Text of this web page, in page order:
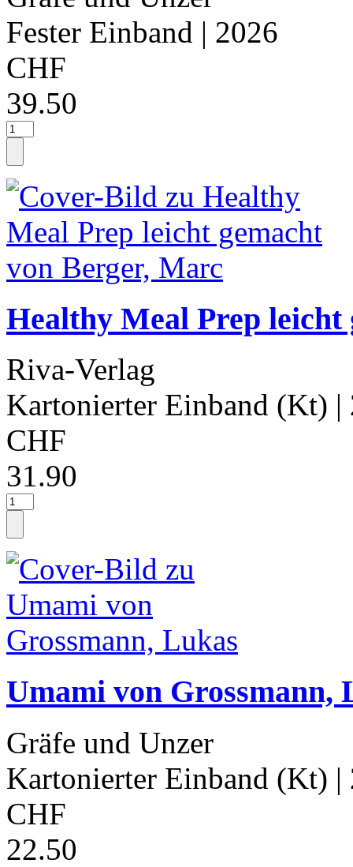
Fester Einband | 2026
CHF
39.50
Healthy Meal Prep leicht
Riva-Verlag
Kartonierter Einband (Kt) |
CHF
31.90
Umami von Grossmann,
Gräfe und Unzer
Kartonierter Einband (Kt) |
CHF
22.50